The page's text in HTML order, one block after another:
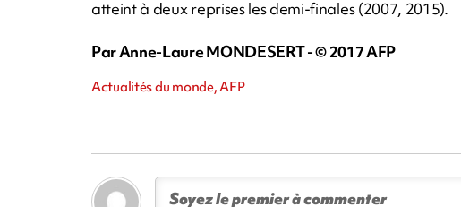
atteint à deux reprises les demi-finales (2007, 2015).
Par Anne-Laure MONDESERT - © 2017 AFP
Actualités du monde, AFP